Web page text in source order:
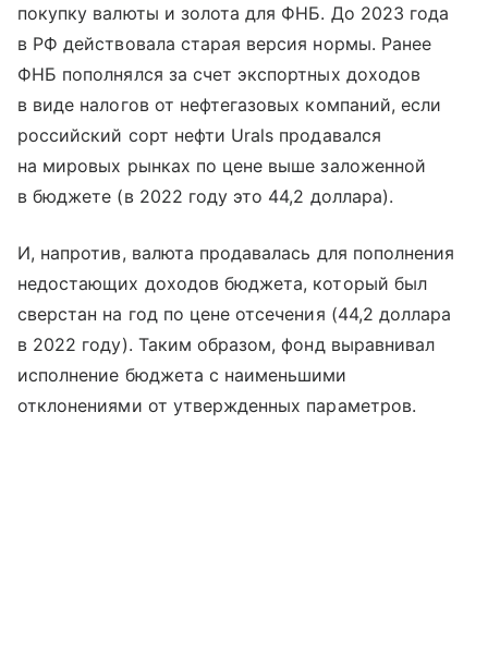
покупку валюты и золота для ФНБ. До 2023 года
в РФ действовала старая версия нормы. Ранее
ФНБ пополнялся за счет экспортных доходов
в виде налогов от нефтегазовых компаний, если
российский сорт нефти Urals продавался
на мировых рынках по цене выше заложенной
в бюджете (в 2022 году это 44,2 доллара).
И, напротив, валюта продавалась для пополнения
недостающих доходов бюджета, который был
сверстан на год по цене отсечения (44,2 доллара
в 2022 году). Таким образом, фонд выравнивал
исполнение бюджета с наименьшими
отклонениями от утвержденных параметров.